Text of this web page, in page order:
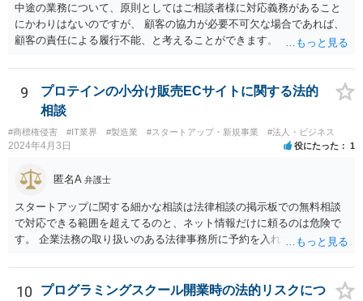
中途の業務について、原則としてはご相談者様に対応義務があること
にかわりはないのですが、 顧客の協力が必要不可欠な場合であれば、
顧客の責任による履行不能、と考えることができます。 トラブルにな
などで 簡単にでもまとめておくこと、顧客とのやり取りのログを証拠
として保存しておくこともお勧めいたします。
9
プロテインの小分け販売ECサイトに関する法的
相談
#商標権侵害 #IT業界 #製造業 #スタートアップ・新規事業 #法人・ビジネス
2024年4月3日 役にたった 1
匿名A 弁護士
スタートアップに関する細かな相談は法律相談の掲示板での無料相談
で対応できる範囲を超えてるのと、ネット情報だけに頼るのは危険で
す。 企業法務の取り扱いのある法律事務所に予約を入れて、リーガル
す。
10
プログラミングスクール開業時の法的リスクにつ